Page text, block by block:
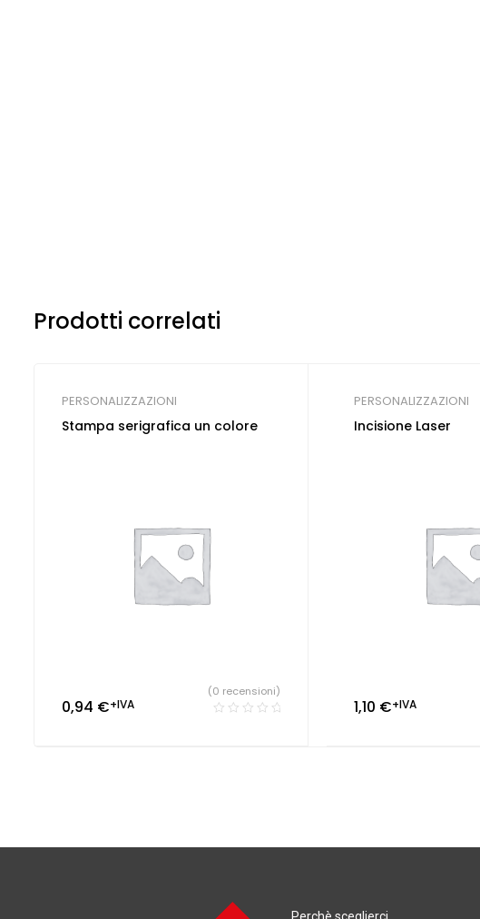
Prodotti correlati
PERSONALIZZAZIONI
Stampa serigrafica un colore
0,94 €+IVA
(0 recensioni)
PERSONALIZZAZIONI
Incisione Laser
1,10 €+IVA